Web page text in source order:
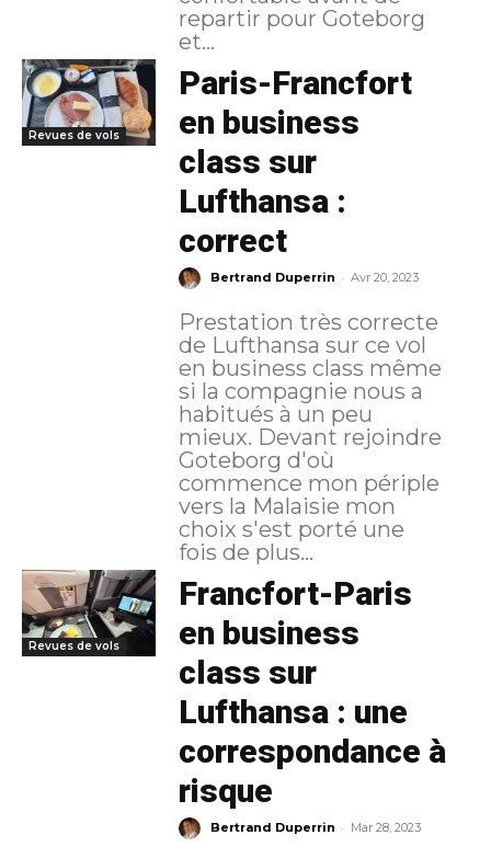
repartir pour Goteborg
et...
Revues de vols
Paris-Francfort
en business
class sur
Lufthansa :
correct
Bertrand Duperrin - Avr 20, 2023
Prestation très correcte
de Lufthansa sur ce vol
en business class même
si la compagnie nous a
habitués à un peu
mieux. Devant rejoindre
Goteborg d'où
commence mon périple
vers la Malaisie mon
choix s'est porté une
fois de plus...
Revues de vols
Francfort-Paris
en business
class sur
Lufthansa : une
correspondance à
risque
Bertrand Duperrin - Mar 28, 2023